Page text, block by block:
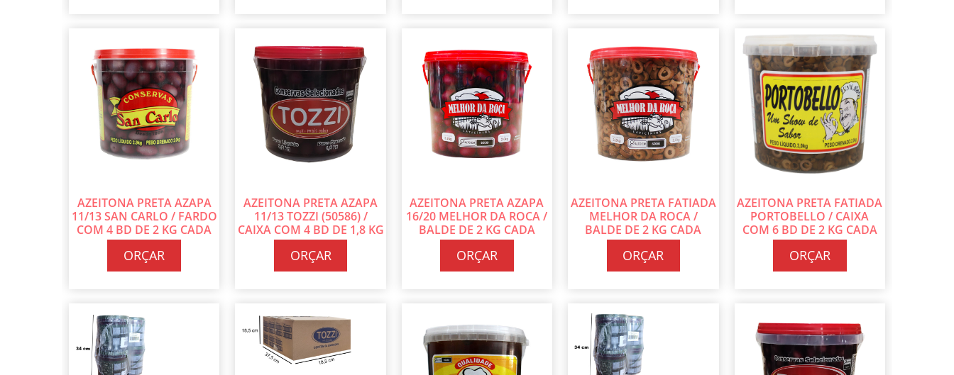
AZEITONA PRETA AZAPA
11/13 SAN CARLO / FARDO
COM 4 BD DE 2 KG CADA
ORÇAR
AZEITONA PRETA AZAPA
11/13 TOZZI (50586) /
CAIXA COM 4 BD DE 1,8 KG
CADA
ORÇAR
AZEITONA PRETA AZAPA
16/20 MELHOR DA ROCA /
BALDE DE 2 KG CADA
ORÇAR
AZEITONA PRETA FATIADA
MELHOR DA ROCA /
BALDE DE 2 KG CADA
ORÇAR
AZEITONA PRETA FATIADA
PORTOBELLO / CAIXA
COM 6 BD DE 2 KG CADA
ORÇAR